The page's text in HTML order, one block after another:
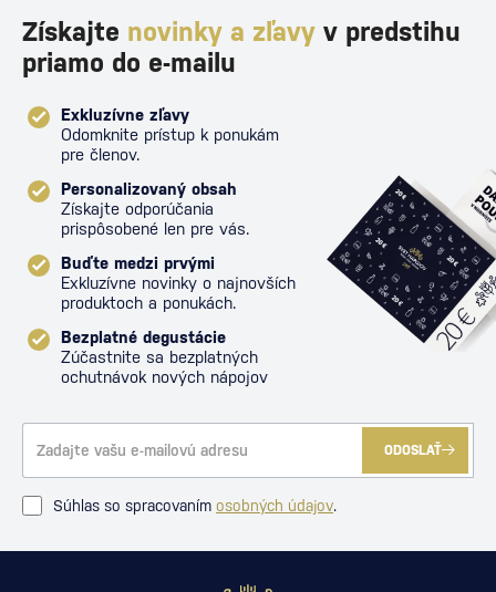
Získajte novinky a zľavy v predstihu
priamo do e-mailu
Exkluzívne zľavy
Odomknite prístup k ponukám
pre členov.
Personalizovaný obsah
Získajte odporúčania
prispôsobené len pre vás.
Buďte medzi prvými
Exkluzívne novinky o najnovších
produktoch a ponukách.
Bezplatné degustácie
Zúčastnite sa bezplatných
ochutnávok nových nápojov
ODOSLAŤ
Súhlas so spracovaním osobných údajov.